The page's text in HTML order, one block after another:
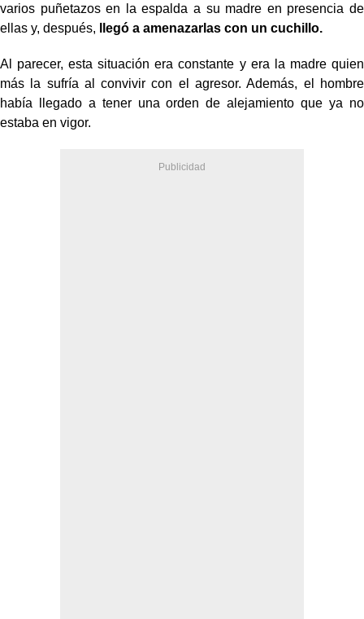
varios puñetazos en la espalda a su madre en presencia de
ellas y, después,
llegó a amenazarlas con un cuchillo.
Al parecer, esta situación era constante y era la madre quien
más la sufría al convivir con el agresor. Además, el hombre
había llegado a tener una orden de alejamiento que ya no
estaba en vigor.